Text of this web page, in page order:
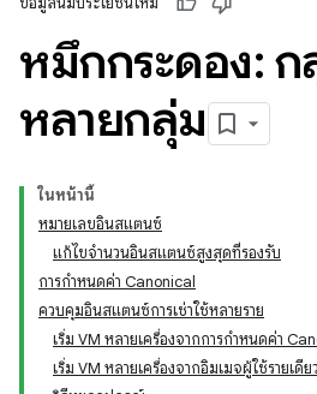
หมึกกระดอง:
หลายกลุ่ม
ในหน้านี้
หมายเลขอินสแตนซ์
แก้ไขจำนวนอินสแตนซ์สูงสุดที่รองรับ
การกำหนดค่า Canonical
ควบคุมอินสแตนซ์การเช่าใช้หลายราย
เริ่ม VM หลายเครื่องจากการกำหนดค่า
เริ่ม VM หลายเครื่องจากอิมเมจผู้ใช้รายเดียว